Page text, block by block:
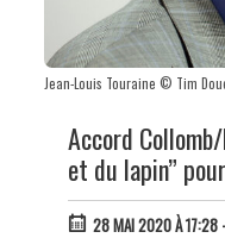
Jean-Louis Touraine © Tim
Accord
et du lapin”
28 MAI 2020 À 17:28-